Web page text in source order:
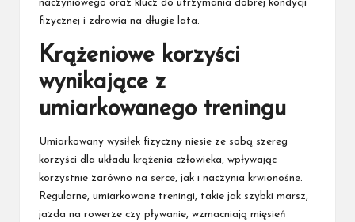
naczyniowego oraz klucz do utrzymania dobrej kondycji
fizycznej i zdrowia na długie lata.
Krążeniowe korzyści
wynikające z
umiarkowanego treningu
Umiarkowany wysiłek fizyczny niesie ze sobą szereg
korzyści dla układu krążenia człowieka, wpływając
korzystnie zarówno na serce, jak i naczynia krwionośne.
Regularne, umiarkowane treningi, takie jak szybki marsz,
jazda na rowerze czy pływanie, wzmacniają mięsień